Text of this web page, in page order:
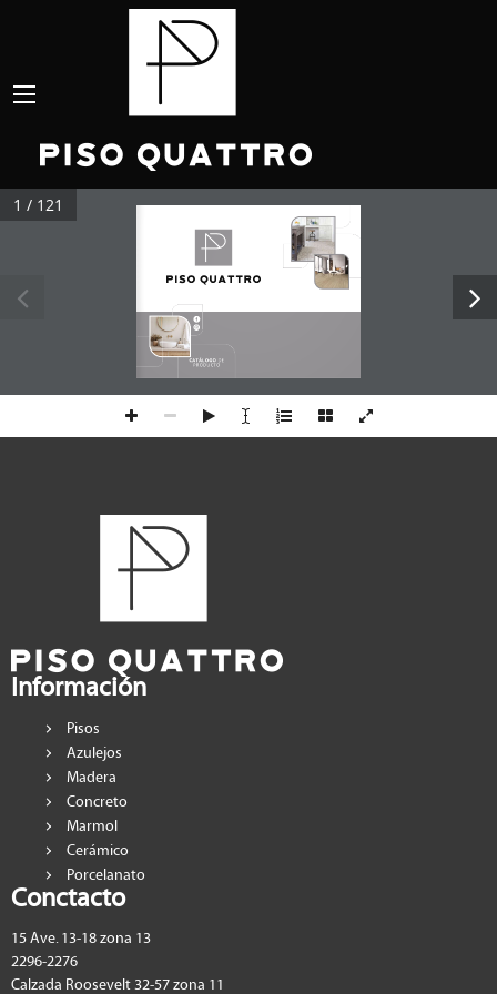
CATÁLOGO DE
PRODUCTO
1 / 121
Información
Pisos
Azulejos
Madera
Concreto
Marmol
Cerámico
Porcelanato
Conctacto
15 Ave. 13-18 zona 13
2296-2276
Calzada Roosevelt 32-57 zona 11